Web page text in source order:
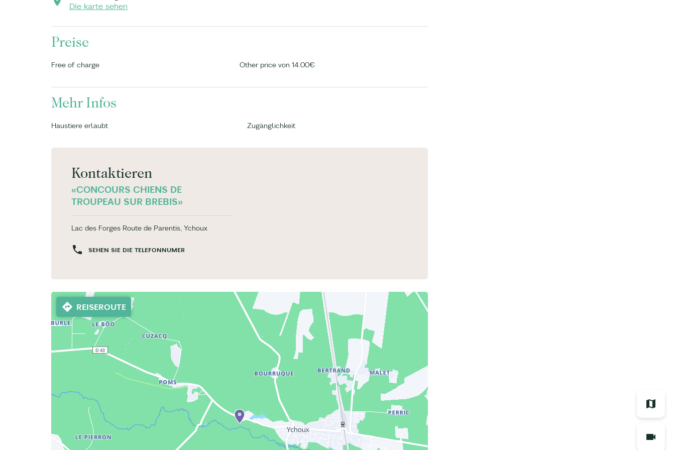
Die karte sehen
Preise
Free of charge Other price von 14.00€
Mehr Infos
Haustiere erlaubt Zugänglichkeit
Kontaktieren
«CONCOURS CHIENS DE
TROUPEAU SUR BREBIS»
Lac des Forges Route de Parentis, Ychoux
SEHEN SIE DIE TELEFONNUMER
REISEROUTE